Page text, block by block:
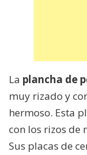
La plancha de
muy rizado y
hermoso. Esta
con los rizos de
Sus placas de